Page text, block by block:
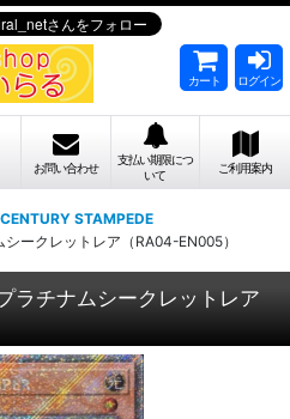
カート ログイン
お問い合わせ
支払い期限につ
いて
ご利用案内
STAMPEDE
ークレットレア（RA04-EN005）
ラチナムシークレットレア